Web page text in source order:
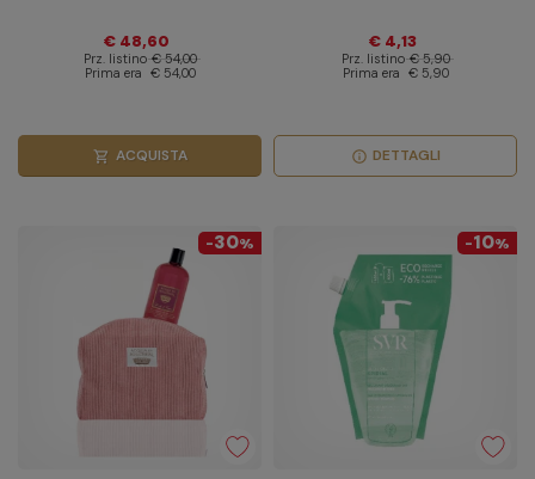
€ 48,60
Prz. listino € 54,00
Prima era € 54,00
shopping_cart ACQUISTA
€ 4,13
Prz. listino € 5,90
Prima era € 5,90
info DETTAGLI
-30% -10%